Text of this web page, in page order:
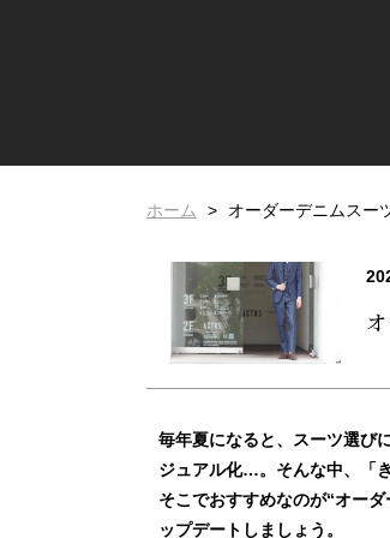
ホーム オーダーデニムスー
毎年夏になると、スーツ選び
ジュアル化…。そんな中、「
そこでおすすめなのが“オー
ップデートしましょう。